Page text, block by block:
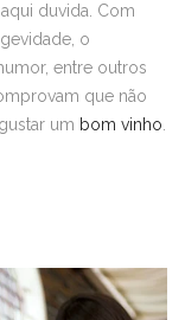
duvida. Com
o
entre outros
que não
um bom vinho